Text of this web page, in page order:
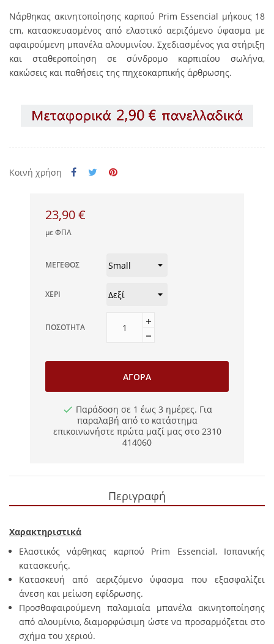
Νάρθηκας ακινητοποίησης καρπού Prim Essencial μήκους 18
cm, κατασκευασμένος από ελαστικό αεριζόμενο ύφασμα με
αφαιρούμενη μπανέλα αλουμινίου. Σχεδιασμένος για στήριξη
και σταθεροποίηση σε σύνδρομο καρπιαίου σωλήνα,
κακώσεις και παθήσεις της πηχεοκαρπικής άρθρωσης.
Κοινή χρήση
23,90 €
με ΦΠΑ
ΜΈΓΕΘΟΣ
ΧΈΡΙ
ΠΟΣΌΤΗΤΑ
ΑΓΟΡΆ
Παράδοση σε 1 έως 3 ημέρες. Για
παραλαβή από το κατάστημα
επικοινωνήστε πρώτα μαζί μας στο 2310
414060
Περιγραφή
Χαρακτηριστικά
Ελαστικός νάρθηκας καρπού Prim Essencial, Ισπανικής
κατασκευής.
Κατασκευή από αεριζόμενο ύφασμα που εξασφαλίζει
άνεση και μείωση εφίδρωσης.
Προσθαφαιρούμενη παλαμιαία μπανέλα ακινητοποίησης
από αλουμίνιο, διαμορφώσιμη ώστε να προσαρμόζεται στο
σχήμα του χεριού.